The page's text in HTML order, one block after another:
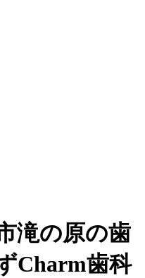
滝の原の歯
Charm歯科